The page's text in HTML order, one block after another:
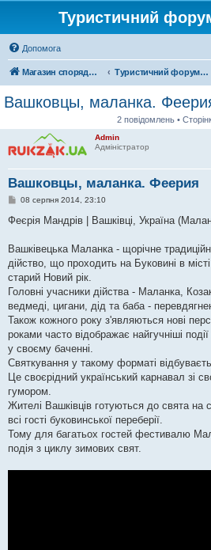
Туристичний
Допомога
Магазин спорядження Туристичний форум «Рюкзак»
Вашковцы, маланка.
2 повідомлень •
Admin
Адміністратор
Вашковцы, маланка. Феерия
П
в
о
л
е
н
я
08 серпня 2014, 23:10
Феєрія Мандрів | Вашківці, Україна
Вашківецька Маланка - щорічне
дійство, що проходить на Буковині в
старий Новий рік.
Головні учасники дійства - Маланка,
ведмеді, цигани, дід та баба -
Також кожного року з'являються нові
роками часто відображає найгучніші
у своєму баченні.
Святкування у такому форматі
Це своєрідний український карнавал зі
гумором.
Жителі Вашківців готуються до свята на
всі гості буковинської переберії.
Тому для багатьох гостей фестивалю
подія з циклу зимових свят.